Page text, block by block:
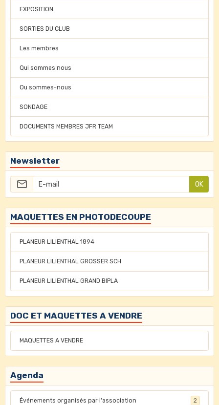
EXPOSITION
SORTIES DU CLUB
Les membres
Qui sommes nous
Ou sommes-nous
SONDAGE
DOCUMENTS MEMBRES JFR TEAM
Newsletter
OK
MAQUETTES EN PHOTODECOUPE
PLANEUR LILIENTHAL 1894
PLANEUR LILIENTHAL GROSSER SCH
PLANEUR LILIENTHAL GRAND BIPLA
DOC ET MAQUETTES A VENDRE
MAQUETTES A VENDRE
Agenda
Événements organisés par l'association 2